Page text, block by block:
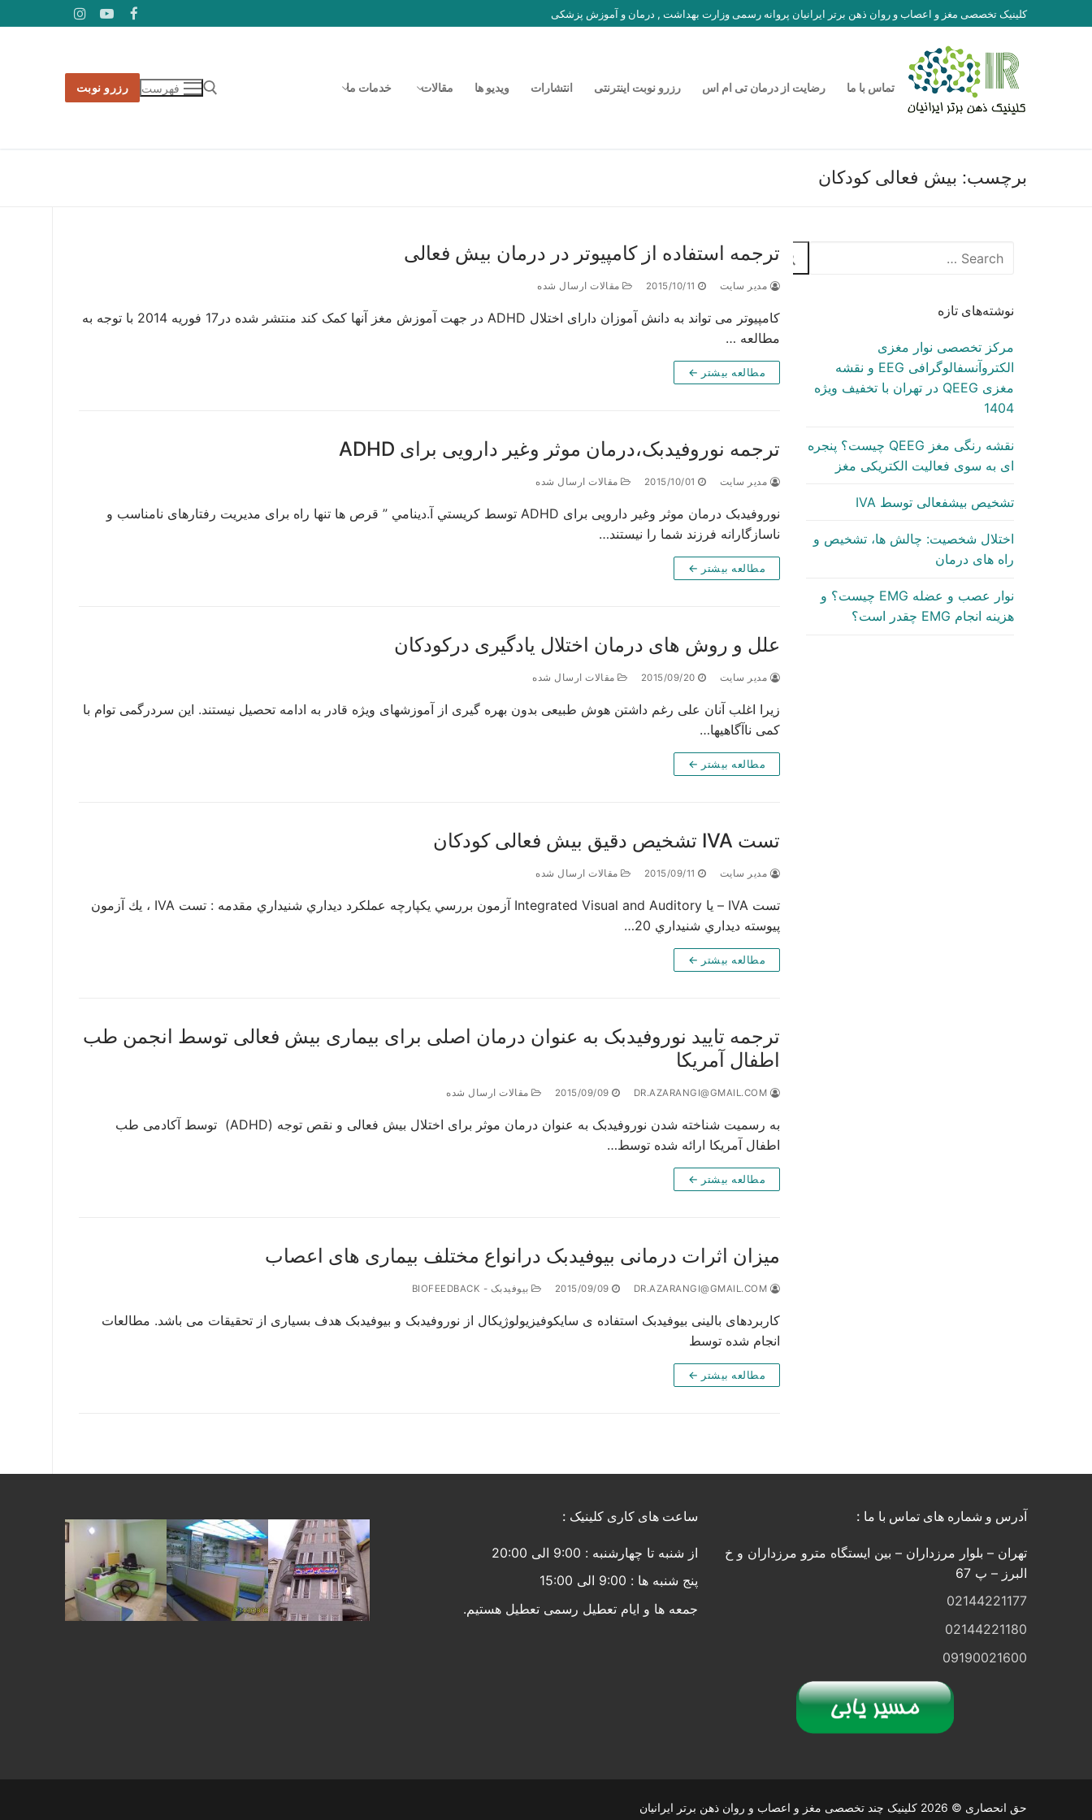
به
کلینیک تخصصی مغز و اعصاب و روان ذهن برتر ایرانیان پروانه رسمی وزارت بهداشت , درمان و آموزش پزشکی
خدمات ما مقالات ویدیو ها انتشارات رزرو نوبت اینترنتی رضایت از درمان تی ام اس تماس با ما فهرست رزرو نوبت
برچسب: بیش فعالی کودکان
ترجمه استفاده از كامپيوتر در درمان بيش فعالی
مدیر سایت 2015/10/11 مقالات ارسال شده
کامپیوتر می تواند به دانش آموزان دارای اختلال ADHD در جهت آموزش مغز آنها کمک كند منتشر شده در17 فوريه 2014 با توجه به
مطالعه …
مطالعه بیشتر ←
ترجمه نوروفیدبک،درمان موثر وغیر دارویی برای ADHD
مدیر سایت 2015/10/01 مقالات ارسال شده
نوروفیدبک درمان موثر وغیر دارویی برای ADHD توسط كريستي آ.دينامي ” قرص ها تنها راه برای مدیریت رفتارهای نامناسب و
ناسازگارانه فرزند شما را نيستند…
مطالعه بیشتر ←
علل و روش های درمان اختلال یادگیری درکودکان
مدیر سایت 2015/09/20 مقالات ارسال شده
زیرا اغلب آنان علی رغم داشتن هوش طبیعی بدون بهره گیری از آموزش­های ویژه قادر به ادامه تحصیل نیستند. این سردرگمی توام با
کمی ناآگاهی­ها…
مطالعه بیشتر ←
تست IVA تشخیص دقیق بیش فعالی کودکان
مدیر سایت 2015/09/11 مقالات ارسال شده
تست IVA – یا Integrated Visual and Auditory آزمون بررسي يكپارچه عملكرد ديداري شنيداري مقدمه : تست IVA ، يك آزمون
پيوسته ديداري شنيداري 20…
مطالعه بیشتر ←
ترجمه تایید نوروفیدبک به عنوان درمان اصلی برای بیماری بیش فعالی توسط انجمن طب
اطفال آمریکا
2015/09/09 مقالات ارسال شده
به رسميت شناخته شدن نوروفیدبک به عنوان درمان موثر برای اختلال بیش فعالی و نقص توجه (ADHD) توسط آکادمی طب
اطفال آمریکا ارائه شده توسط…
مطالعه بیشتر ←
میزان اثرات درمانی بیوفیدبک درانواع مختلف بیماری های اعصاب
2015/09/09 بیوفیدبک - BIOFEEDBACK
کاربردهای بالینی بیوفیدبک استفاده ی سایکوفیزیولوژیکال از نوروفیدبک و بیوفیدبک هدف بسیاری از تحقیقات می باشد. مطالعات
انجام شده توسط
مطالعه بیشتر ←
جستجو
نوشته‌های تازه
مرکز تخصصی نوار مغزی
الکتروآنسفالوگرافی EEG و نقشه
مغزی QEEG در تهران با تخفیف ویژه
1404
نقشه رنگی مغز QEEG چیست؟ پنجره
ای به سوی فعالیت الکتریکی مغز
تشخیص بیشفعالی توسط IVA
اختلال شخصیت: چالش ها، تشخیص و
راه های درمان
نوار عصب و عضله EMG چیست؟ و
هزینه انجام EMG چقدر است؟
آدرس و شماره های تماس با ما :
تهران – بلوار مرزداران – بین ایستگاه مترو مرزداران و خ
البرز – پ 67
02144221177
02144221180
09190021600
ساعت های کاری کلینیک :
از شنبه تا چهارشنبه : 9:00 الی 20:00
پنج شنبه ها : 9:00 الی 15:00
جمعه ها و ایام تعطیل رسمی تعطیل هستیم.
حق انحصاری © 2026 کلینیک چند تخصصی مغز و اعصاب و روان ذهن برتر ایرانیان